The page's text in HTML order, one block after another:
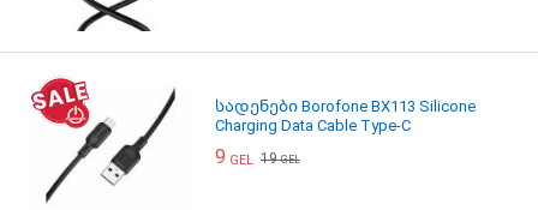
სადენები Borofone BX113 Silicone
Charging Data Cable Type-C
9 GEL 19GEL